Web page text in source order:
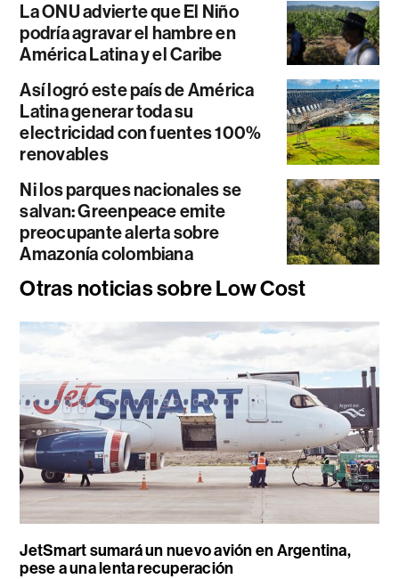
La ONU advierte que El Niño
podría agravar el hambre en
América Latina y el Caribe
Así logró este país de América
Latina generar toda su
electricidad con fuentes 100%
renovables
Ni los parques nacionales se
salvan: Greenpeace emite
preocupante alerta sobre
Amazonía colombiana
Otras noticias sobre Low Cost
JetSmart sumará un nuevo avión en Argentina,
pese a una lenta recuperación